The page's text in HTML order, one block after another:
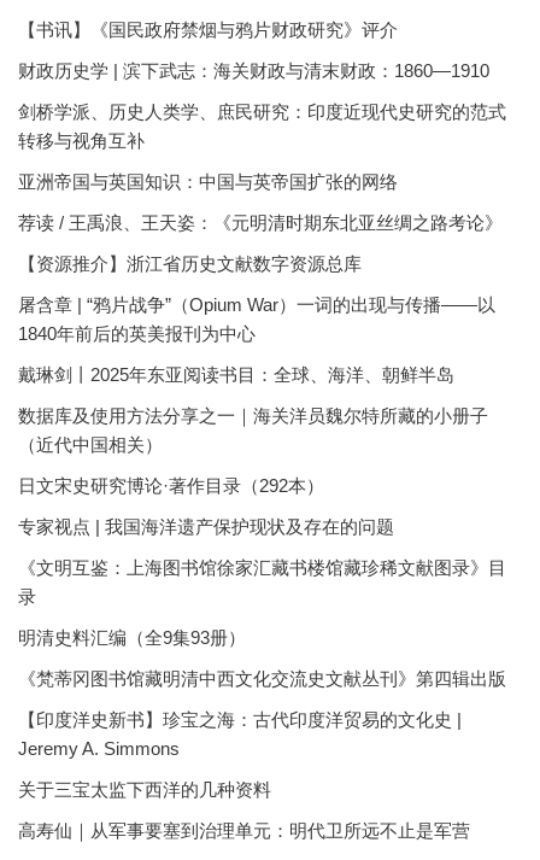
【书讯】《国民政府禁烟与鸦片财政研究》评介
财政历史学 | 滨下武志：海关财政与清末财政：1860—1910
剑桥学派、历史人类学、庶民研究：印度近现代史研究的范式
转移与视角互补
亚洲帝国与英国知识：中国与英帝国扩张的网络
荐读 / 王禹浪、王天姿：《元明清时期东北亚丝绸之路考论》
【资源推介】浙江省历史文献数字资源总库
屠含章 | “鸦片战争”（Opium War）一词的出现与传播——以
1840年前后的英美报刊为中心
戴琳剑丨2025年东亚阅读书目：全球、海洋、朝鲜半岛
数据库及使用方法分享之一｜海关洋员魏尔特所藏的小册子
（近代中国相关）
日文宋史研究博论·著作目录（292本）
专家视点 | 我国海洋遗产保护现状及存在的问题
《文明互鉴：上海图书馆徐家汇藏书楼馆藏珍稀文献图录》目
录
明清史料汇编（全9集93册）
《梵蒂冈图书馆藏明清中西文化交流史文献丛刊》第四辑出版
【印度洋史新书】珍宝之海：古代印度洋贸易的文化史 |
Jeremy A. Simmons
关于三宝太监下西洋的几种资料
高寿仙｜从军事要塞到治理单元：明代卫所远不止是军营